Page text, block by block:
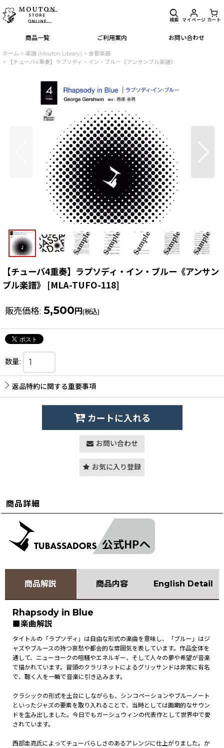
商品一覧 ご利用案内 お問い合わせ
検索 マイページ カート
ホーム > 楽譜 (Mouton Library) > 金管楽器
>
【チューバ4重奏】ラプソディ・イン・ブルー《アンサンブル楽譜》
【チューバ4重奏】ラプソディ・イン・ブルー《アンサン
ブル楽譜》 [MLA-TUFO-118]
販売価格: 5,500 円(税込)
数量:
返品特約に関する重要事項
カートに入れる
お問い合わせ
お気に入り登録
商品詳細
商品解説 商品内容 English Detail
Rhapsody in Blue
■楽曲解説
タイトルの「ラプソディ」は自由な形式の楽曲を意味し、「ブルー」はジ
ャズやブルースの持つ哀愁や都会的な雰囲気を表しています。作品全体を
通して、ニューヨークの喧騒やエネルギー、そして人々の夢や希望が音楽
で描かれています。冒頭のクラリネットによるグリッサンドは非常に有名
で、聴く人を一瞬で音楽に引き込みます。
クラシックの形式を土台にしながらも、シンコペーションやブルーノート
といったジャズの要素を取り入れることで、当時としては画期的なサウン
ドを生み出しました。今日でもガーシュウィンの代表作として世界中で愛
されています。
西部圭亮氏によってチューバらしさのあるアレンジに仕上がりました。か